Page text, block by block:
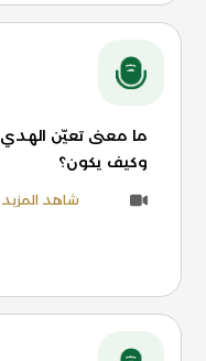
ما معنى تعيّن الهدي
وكيف يكون؟
شاهد المزيد